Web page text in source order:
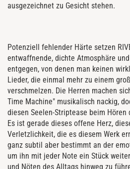
ausgezeichnet zu Gesicht stehen.
Potenziell fehlender Härte setzen
entwaffnende, dichte Atmosphäre
entgegen, von denen man keinen
Lieder, die einmal mehr zu einem
verschmelzen. Die Herren machen
Time Machine" musikalisch nackig,
diesen Seelen-Striptease beim
Es ist gerade dieses offene Herz,
Verletzlichkeit, die es diesem Werk
ganz subtil aber bestimmt an der
um ihn mit jeder Note ein Stück
und Nöten des Alltags hinweg zu